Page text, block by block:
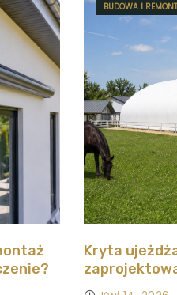
BUDOWA I REMONT
Kryta
ekonomicznie